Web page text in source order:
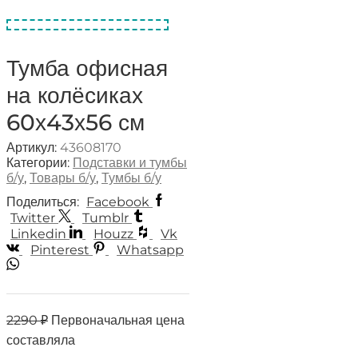
Тумба офисная
на колёсиках
60х43х56 см
Артикул: 43608170
Категории: Подставки и тумбы
б/у, Товары б/у, Тумбы б/у
Поделиться: Facebook
Twitter
Tumblr
Linkedin
Houzz
Vk
Pinterest
Whatsapp
2290₽ Первоначальная цена
составляла